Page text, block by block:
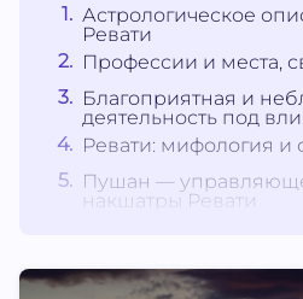
Астрологическое
Ревати
Профессии и места,
Благоприятная и
деятельность под
Ревати: мифология и
Пушан —
накшатры Ревати